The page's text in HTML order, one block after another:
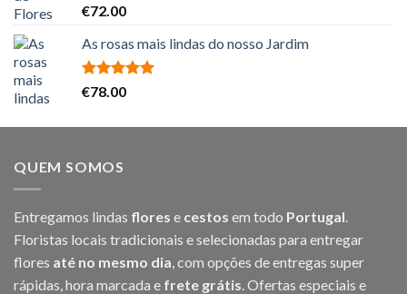
Avaliação
€72.00
As rosas mais lindas do nosso Jardim
Avaliação
€78.00
QUEM SOMOS
Entregamos lindas flores e cestos em todo Portugal.
Floristas locais tradicionais e selecionadas para entregar
flores até no mesmo dia, com opções de entregas super
rápidas, hora marcada e frete grátis. Ofertas especiais e